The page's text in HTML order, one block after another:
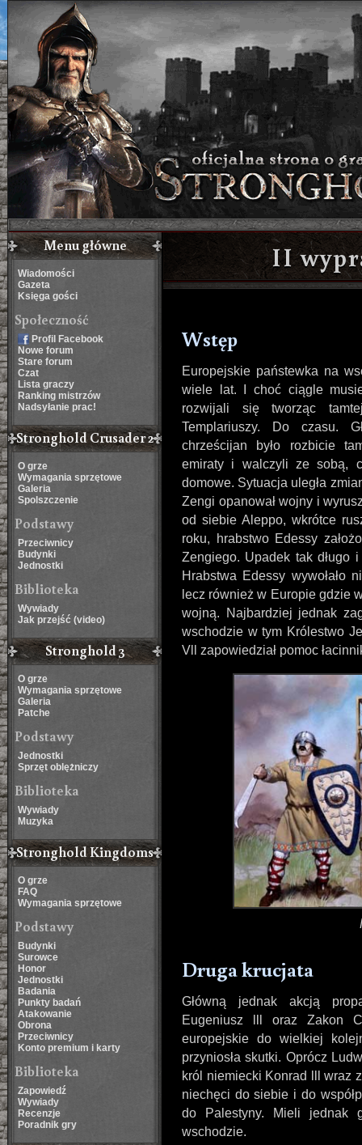
Menu główne
Wiadomości
Gazeta
Księga gości
Społeczność
Profil Facebook
Nowe forum
Stare forum
Czat
Lista graczy
Ranking mistrzów
Nadsyłanie prac!
Stronghold Crusader 2
O grze
Wymagania sprzętowe
Galeria
Spolszczenie
Podstawy
Przeciwnicy
Budynki
Jednostki
Biblioteka
Wywiady
Jak przejść (video)
Stronghold 3
O grze
Wymagania sprzętowe
Galeria
Patche
Podstawy
Jednostki
Sprzęt oblężniczy
Biblioteka
Wywiady
Muzyka
Stronghold Kingdoms
O grze
FAQ
Wymagania sprzętowe
Podstawy
Budynki
Surowce
Honor
Jednostki
Badania
Punkty badań
Atakowanie
Obrona
Przeciwnicy
Konto premium i karty
Biblioteka
Zapowiedź
Wywiady
Recenzje
Poradnik gry
II
Wstęp
Europejskie państewka na
wiele lat. I choć ciągle
rozwijali się tworząc
Templariuszy. Do czasu.
chrześcijan było rozbicie
emiraty i walczyli ze sobą,
domowe. Sytuacja uległa
Zengi opanował wojny i
od siebie Aleppo, wkrótce
roku, hrabstwo Edessy
Zengiego. Upadek tak długo
Hrabstwa Edessy wywołało
lecz również w Europie gdzie
wojną. Najbardziej jednak
wschodzie w tym Królestwo
Vll zapowiedział pomoc
Druga krucjata
Główną jednak akcją
Eugeniusz lll oraz Zakon
europejskie do wielkiej
przyniosła skutki. Oprócz
król niemiecki Konrad lll wraz
niechęci do siebie i do
do Palestyny. Mieli jednak
wschodzie.